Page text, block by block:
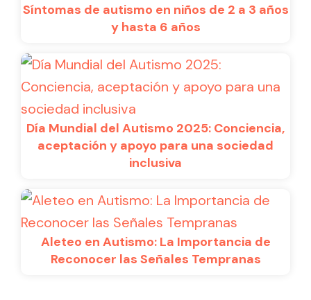
Síntomas de autismo en niños de 2 a 3 años
y hasta 6 años
Día Mundial del Autismo 2025: Conciencia,
aceptación y apoyo para una sociedad
inclusiva
Aleteo en Autismo: La Importancia de
Reconocer las Señales Tempranas